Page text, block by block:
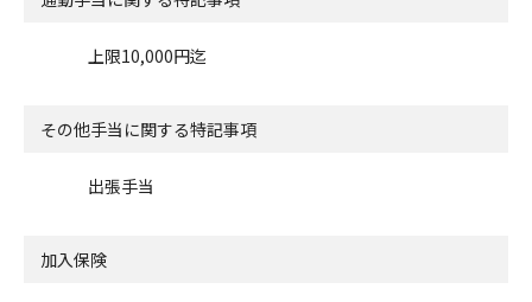
上限10,000円迄
その他手当に関する特記事項
出張手当
加入保険